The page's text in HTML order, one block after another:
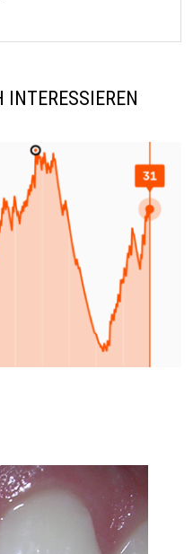
INTERESSIEREN